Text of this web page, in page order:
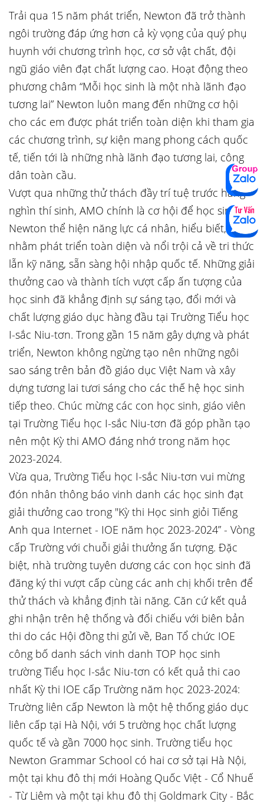
Trải qua 15 năm phát triển, Newton đã trở thành
ngôi trường đáp ứng hơn cả kỳ vọng của quý phụ
huynh với chương trình học, cơ sở vật chất, đội
ngũ giáo viên đạt chất lượng cao. Hoạt động theo
phương châm “Mỗi học sinh là một nhà lãnh đạo
tương lai” Newton luôn mang đến những cơ hội
cho các em được phát triển toàn diện khi tham gia
các chương trình, sự kiện mang phong cách quốc
tế, tiến tới là những nhà lãnh đạo tương lai, công
dân toàn cầu.
Vượt qua những thử thách đầy trí tuệ trước hàng
nghìn thí sinh, AMO chính là cơ hội để học sinh
Newton thể hiện năng lực cá nhân, hiểu biết,
nhằm phát triển toàn diện và nổi trội cả về tri thức
lẫn kỹ năng, sẵn sàng hội nhập quốc tế. Những giải
thưởng cao và thành tích vượt cấp ấn tượng của
học sinh đã khẳng định sự sáng tạo, đổi mới và
chất lượng giáo dục hàng đầu tại Trường Tiểu học
I-sắc Niu-tơn. Trong gần 15 năm gây dựng và phát
triển, Newton không ngừng tạo nên những ngôi
sao sáng trên bản đồ giáo dục Việt Nam và xây
dựng tương lai tươi sáng cho các thế hệ học sinh
tiếp theo. Chúc mừng các con học sinh, giáo viên
tại Trường Tiểu học I-sắc Niu-tơn đã góp phần tạo
nên một Kỳ thi AMO đáng nhớ trong năm học
2023-2024.
Vừa qua, Trường Tiểu học I-sắc Niu-tơn vui mừng
đón nhân thông báo vinh danh các học sinh đạt
giải thưởng cao trong "Kỳ thi Học sinh giỏi Tiếng
Anh qua Internet - IOE năm học 2023-2024” - Vòng
cấp Trường với chuỗi giải thưởng ấn tượng. Đặc
biệt, nhà trường tuyên dương các con học sinh đã
đăng ký thi vượt cấp cùng các anh chị khối trên để
thử thách và khẳng định tài năng. Căn cứ kết quả
ghi nhận trên hệ thống và đối chiếu với biên bản
thi do các Hội đồng thi gửi về, Ban Tổ chức IOE
công bố danh sách vinh danh TOP học sinh
trường Tiểu học I-sắc Niu-tơn có kết quả thi cao
nhất Kỳ thi IOE cấp Trường năm học 2023-2024:
Trường liên cấp Newton là một hệ thống giáo dục
liên cấp tại Hà Nội, với 5 trường học chất lượng
quốc tế và gần 7000 học sinh. Trường tiểu học
Newton Grammar School có hai cơ sở tại Hà Nội,
một tại khu đô thị mới Hoàng Quốc Việt - Cổ Nhuế
- Từ Liêm và một tại khu đô thị Goldmark City - Bắc